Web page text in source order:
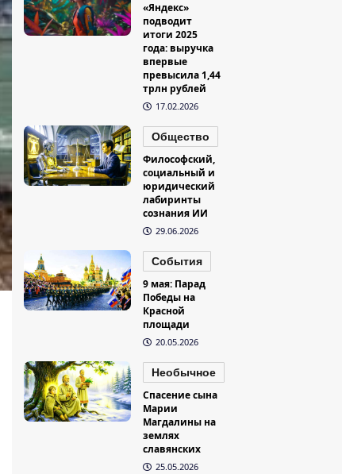
«Яндекс»
подводит
итоги 2025
года: выручка
впервые
превысила 1,44
трлн рублей
17.02.2026
Общество
Философский,
социальный и
юридический
лабиринты
сознания ИИ
29.06.2026
События
9 мая: Парад
Победы на
Красной
площади
20.05.2026
Необычное
Спасение сына
Марии
Магдалины на
землях
славянских
25.05.2026